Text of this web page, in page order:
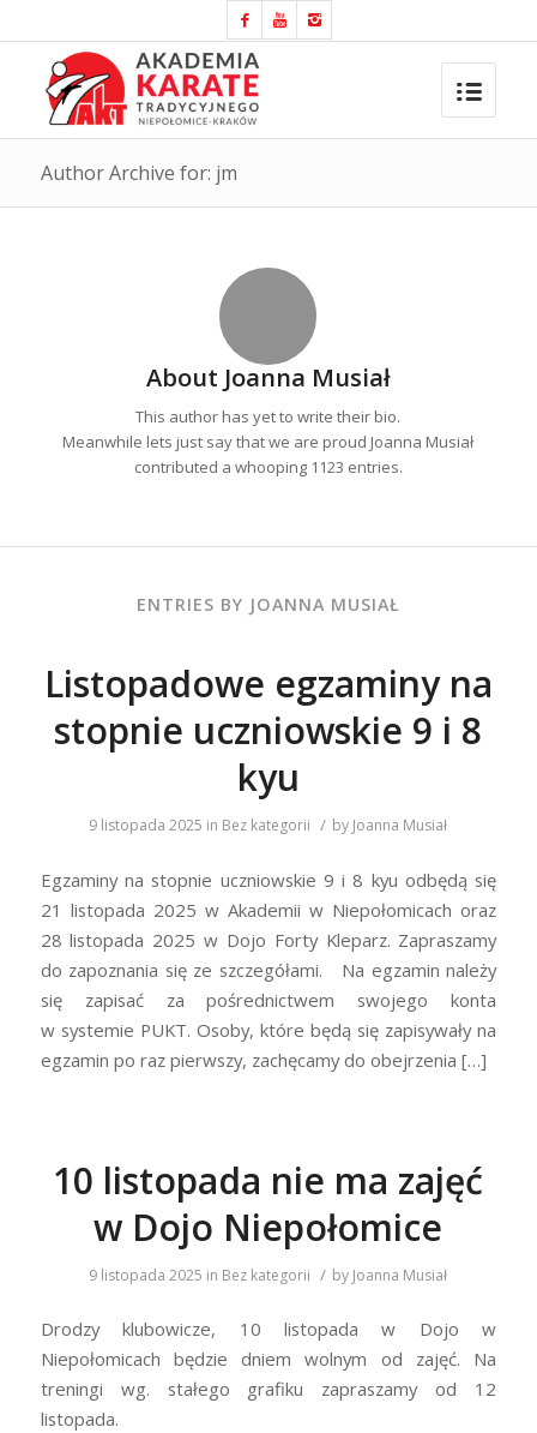
Author Archive for: jm
About Joanna Musiał
This author has yet to write their bio.
Meanwhile lets just say that we are proud Joanna Musiał
contributed a whooping 1123 entries.
ENTRIES BY JOANNA MUSIAŁ
Listopadowe egzaminy na
stopnie uczniowskie 9 i 8
kyu
9 listopada 2025 in Bez kategorii / by Joanna Musiał
Egzaminy na stopnie uczniowskie 9 i 8 kyu odbędą się
21 listopada 2025 w Akademii w Niepołomicach oraz
28 listopada 2025 w Dojo Forty Kleparz. Zapraszamy
do zapoznania się ze szczegółami. Na egzamin należy
się zapisać za pośrednictwem swojego konta
w systemie PUKT. Osoby, które będą się zapisywały na
egzamin po raz pierwszy, zachęcamy do obejrzenia […]
10 listopada nie ma zajęć
w Dojo Niepołomice
9 listopada 2025 in Bez kategorii / by Joanna Musiał
Drodzy klubowicze, 10 listopada w Dojo w
Niepołomicach będzie dniem wolnym od zajęć. Na
treningi wg. stałego grafiku zapraszamy od 12
listopada.